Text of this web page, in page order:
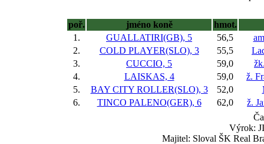
poř. jméno koně
hmot.
1.
GUALLATIRI(GB), 5 56,5
2.
COLD PLAYER(SLO), 3 55,5
3.
CUCCIO, 5 59,0
4.
LAISKAS, 4 59,0
ž.
5.
BAY CITY ROLLER(SLO), 3 52,0
6.
TINCO PALENO(GER), 6 62,0
ž.
Výrok:
Majitel: Sloval ŠK Real